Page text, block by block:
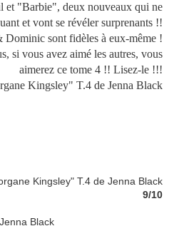
et "Barbie", deux nouveaux qui ne
et vont se révéler surprenants !!
Dominic sont fidèles à eux-même !
si vous avez aimé les autres, vous
aimerez ce tome 4 !! Lisez-le !!!
9/10